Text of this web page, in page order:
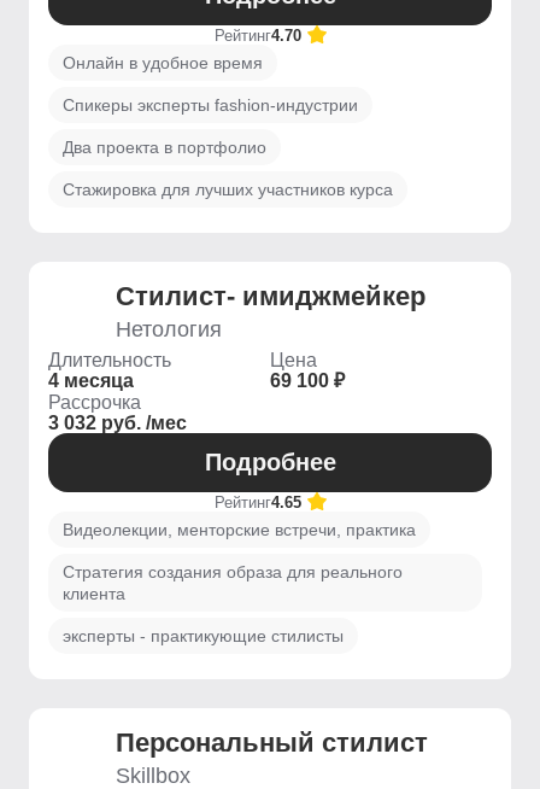
Рейтинг4.70
Онлайн в удобное время
Спикеры эксперты fashion-индустрии
Два проекта в портфолио
Стажировка для лучших участников курса
Стилист- имиджмейкер
Нетология
Длительность
4 месяца
Цена
69 100 ₽
Рассрочка
3 032 руб. /мес
Подробнее
Рейтинг4.65
Видеолекции, менторские встречи, практика
Стратегия создания образа для реального
клиента
эксперты - практикующие стилисты
Персональный стилист
Skillbox